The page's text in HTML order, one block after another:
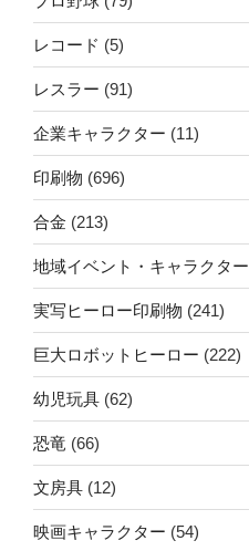
レコード (5)
レスラー (91)
企業キャラクター (11)
印刷物 (696)
合金 (213)
地域イベント・キャラクター
実写ヒーロー印刷物 (241)
巨大ロボットヒーロー (222)
幼児玩具 (62)
恐竜 (66)
文房具 (12)
映画キャラクター (54)